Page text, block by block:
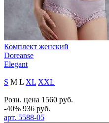
Комплект женский
Doreanse
Elegant
S M L XL XXL
Розн. цена 1560 руб.
-40% 936 руб.
арт. 5588-05